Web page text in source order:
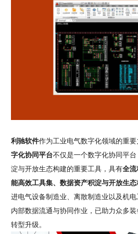
利驰软件作为工业电气数字化领域的重
字化协同平台不仅是一个数字化协同平
淀与开放生态构建的重要工具，具有全
能高效工具集、数据资产积淀与开放生态
进电气设备制造业、离散制造业以及机
内部数据流通与协同作业，已助力众多
转型升级。